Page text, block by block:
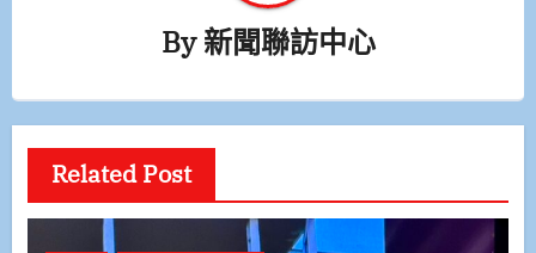
By新聞聯訪中心
Related Post